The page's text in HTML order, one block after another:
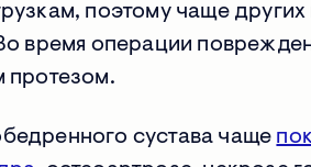
поэтому чаще
время операции
протезом.
сустава чаще